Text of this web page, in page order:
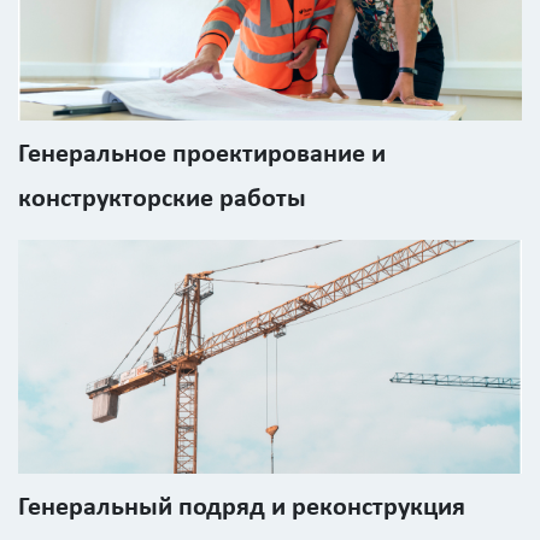
Генеральное проектирование и
конструкторские работы
Генеральный подряд и реконструкция
?
Стоимость
0
р